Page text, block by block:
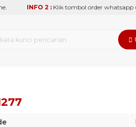
INFO 2 :Klik tombol order whatsapp